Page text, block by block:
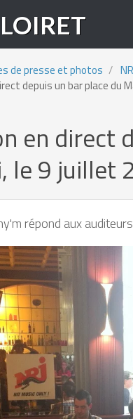
de presse et photos
depuis un bar place du
en direct
le 9 juillet
répond aux